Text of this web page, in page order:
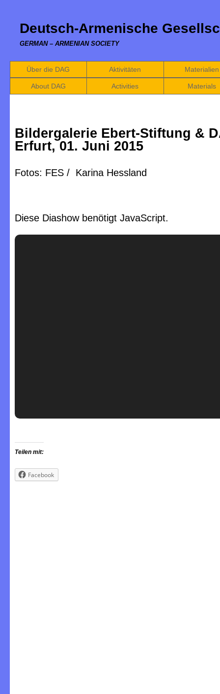
Deutsch-Armenische
GERMAN – ARMENIAN SOCIETY
Über die DAG Aktivitäten Materialien
About DAG Activities Materials
Bildergalerie Ebert-Stiftung &
Erfurt, 01. Juni 2015
Fotos: FES / Karina Hessland
Diese Diashow benötigt JavaScript.
Teilen mit:
Facebook